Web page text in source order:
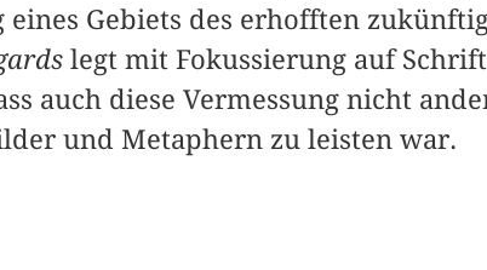
eines Gebiets des erhofften
legt mit Fokussierung auf
auch diese Vermessung nicht
und Metaphern zu leisten war.